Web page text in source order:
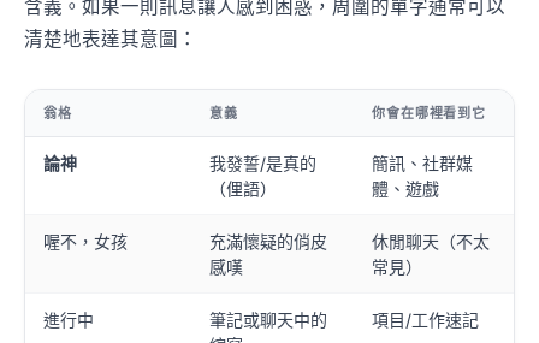
含義。如果一則訊息讓人感到困惑，周圍的單字通常可以
清楚地表達其意圖：
翁格 意義 你會在哪裡看到它
論神
我發誓/是真的
（俚語）
簡訊、社群媒
體、遊戲
喔不，女孩
充滿懷疑的俏皮
感嘆
休閒聊天（不太
常見）
進行中
筆記或聊天中的
項目/工作速記